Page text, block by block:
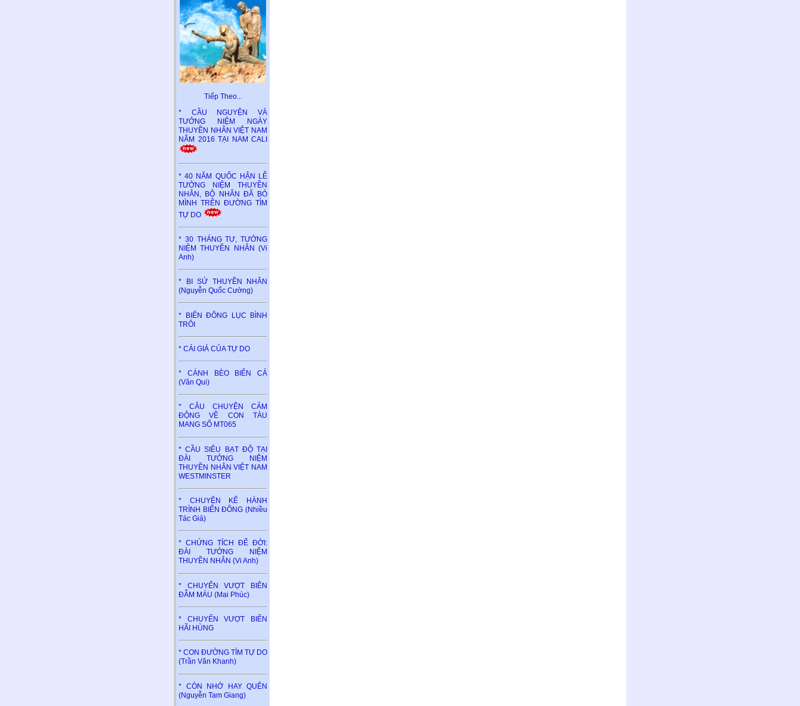
Tiếp Theo...
* CẦU NGUYỆN VÀ
TƯỞNG NIỆM NGÀY
THUYỀN NHÂN VIỆT NAM
NĂM 2016 TẠI NAM CALI
* 40 NĂM QUỐC HẬN LỄ
TƯỞNG NIỆM THUYỀN
NHÂN, BỘ NHÂN ĐÃ BỎ
MÌNH TRÊN ĐƯỜNG TÌM
TỰ DO
* 30 THÁNG TƯ, TƯỞNG
NIỆM THUYỀN NHÂN (Vi
Anh)
* BI SỬ THUYỀN NHÂN
(Nguyễn Quốc Cường)
* BIỂN ĐÔNG LỤC BÌNH
TRÔI
* CÁI GIÁ CỦA TỰ DO
* CÁNH BÈO BIỂN CẢ
(Văn Qui)
* CÂU CHUYỆN CẢM
ĐỘNG VỀ CON TÀU
MANG SỐ MT065
* CẦU SIÊU BẠT ĐỘ TẠI
ĐÀI TƯỞNG NIỆM
THUYỀN NHÂN VIỆT NAM
WESTMINSTER
* CHUYỆN KỂ HÀNH
TRÌNH BIỂN ĐÔNG (Nhiều
Tác Giả)
* CHỨNG TÍCH ĐỂ ĐỜI:
ĐÀI TƯỞNG NIỆM
THUYỀN NHÂN (Vi Anh)
* CHUYẾN VƯỢT BIÊN
ĐẪM MÁU (Mai Phúc)
* CHUYẾN VƯỢT BIỂN
HÃI HÙNG
* CON ĐƯỜNG TÌM TỰ DO
(Trần Văn Khanh)
* CÒN NHỚ HAY QUÊN
(Nguyễn Tam Giang)